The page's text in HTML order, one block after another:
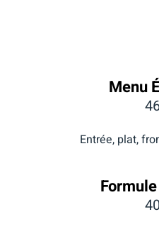
Menu
Entrée, plat,